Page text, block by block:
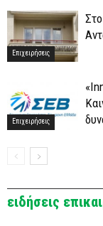
Επιχειρήσεις
Επιχειρήσεις
ειδήσεις